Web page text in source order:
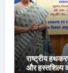
राष्ट्रीय
और हस्तशिल्प